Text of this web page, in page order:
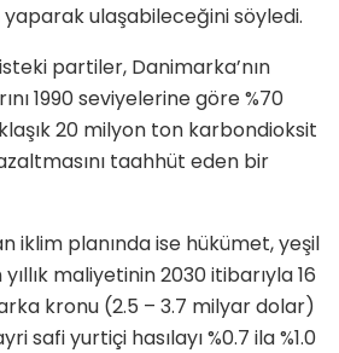
yaparak ulaşabileceğini söyledi.
partiler, Danimarka’nın
1990 seviyelerine göre %70
20 milyon ton karbondioksit
taahhüt eden bir
iklim planında ise hükümet, yeşil
maliyetinin 2030 itibarıyla 16
kronu (2.5 – 3.7 milyar dolar)
safi yurtiçi hasılayı %0.7 ila %1.0